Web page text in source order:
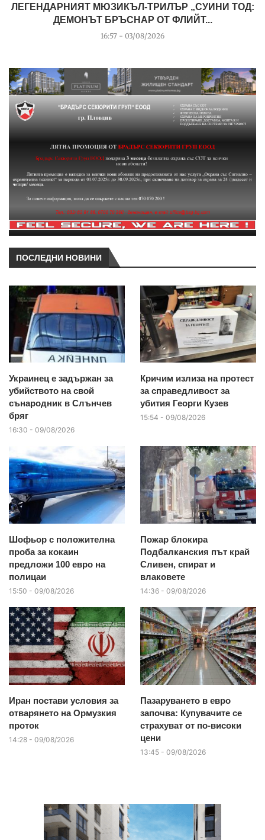
ЛЕГЕНДАРНИЯТ МЮЗИКЪЛ-ТРИЛЪР „СУИНИ ТОД:
ДЕМОНЪТ БРЪСНАР ОТ ФЛИЙТ...
16:57 - 03/08/2026
ПОСЛЕДНИ НОВИНИ
Украинец е задържан за
убийството на свой
сънародник в Слънчев
бряг
16:30 - 09/08/2026
Кричим излиза на протест
за справедливост за
убития Георги Кузев
15:54 - 09/08/2026
Шофьор с положителна
проба за кокаин
предложи 100 евро на
полицаи
15:50 - 09/08/2026
Пожар блокира
Подбалканския път край
Сливен, спират и
влаковете
14:36 - 09/08/2026
Иран постави условия за
отварянето на Ормузкия
проток
14:28 - 09/08/2026
Пазаруването в евро
започва: Купувачите се
страхуват от по-високи
цени
13:45 - 09/08/2026